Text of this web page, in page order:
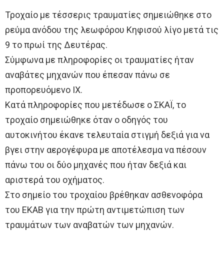
Τροχαίο με τέσσερις τραυματίες σημειώθηκε στο
ρεύμα ανόδου της λεωφόρου Κηφισού λίγο μετά τις
9 το πρωί της Δευτέρας.
Σύμφωνα με πληροφορίες οι τραυματίες ήταν
αναβάτες μηχανών που έπεσαν πάνω σε
προπορευόμενο ΙΧ.
Κατά πληροφορίες που μετέδωσε ο ΣΚΑΪ, το
τροχαίο σημειώθηκε όταν ο οδηγός του
αυτοκινήτου έκανε τελευταία στιγμή δεξιά για να
βγει στην αερογέφυρα με αποτέλεσμα να πέσουν
πάνω του οι δύο μηχανές που ήταν δεξιά και
αριστερά του οχήματος.
Στο σημείο του τροχαίου βρέθηκαν ασθενοφόρα
του ΕΚΑΒ για την πρώτη αντιμετώπιση των
τραυμάτων των αναβατών των μηχανών.